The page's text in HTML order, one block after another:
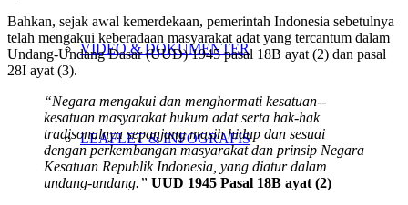
VIDEO & DOKUMENTER
LEAFLET & INFOGRAFIS
Bahkan, sejak awal kemerdekaan, pemerintah Indonesia sebetulnya
telah mengakui keberadaan masyarakat adat yang tercantum dalam
Undang-Undang Dasar (UUD) 1945 pasal 18B ayat (2) dan pasal
28I ayat (3).
“Negara mengakui dan menghormati kesatuan-­
kesatuan masyarakat hukum adat serta hak-­hak
tradisonalnya sepanjang masih hidup dan sesuai
dengan perkembangan masyarakat dan prinsip Negara
Kesatuan Republik Indonesia, yang diatur dalam
undang-­undang.” UUD 1945 Pasal 18B ayat (2)